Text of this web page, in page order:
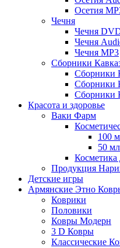
Осетия
Чечня
Чечня
Чечня
Чечня MP3
Сборники
Сборники
Сборники
Сборники
Красота и здоровье
Ваки Фарм
100
50 мл
Косметика
Продукция
Детские игры
Армянские Этно
Коврики
Половики
Ковры Модерн
3 D Ковры
Классические